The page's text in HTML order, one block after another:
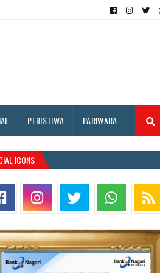
PERISTIWA PARIWARA
ICONS